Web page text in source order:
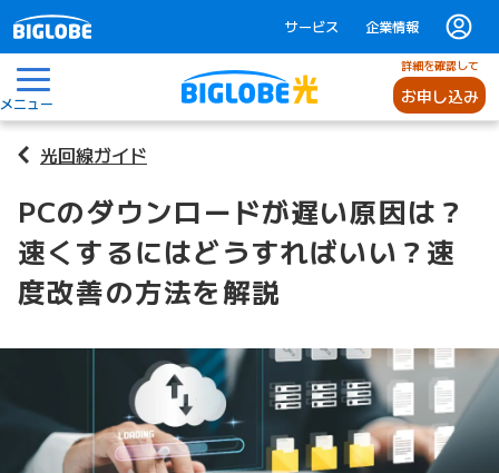
サービス 企業情報
メニュー
詳細を確認して
お申し込み
光回線ガイド
PCのダウンロードが遅い原因は？
速くするにはどうすればいい？速
度改善の方法を解説